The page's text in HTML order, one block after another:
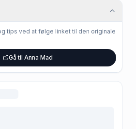
tips ved at følge linket til den originale
Gå til Anna Mad